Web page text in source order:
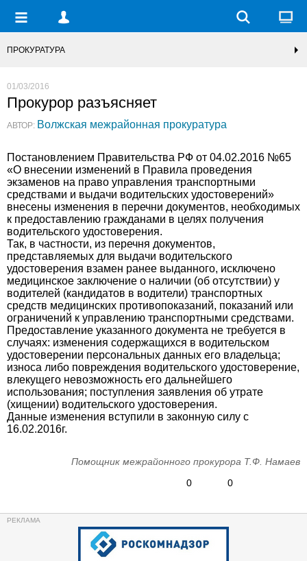
ПРОКУРАТУРА
01/03/2016
Прокурор разъясняет
АВТОР: Волжская межрайонная прокуратура
Постановлением Правительства РФ от 04.02.2016 №65
«О внесении изменений в Правила проведения
экзаменов на право управления транспортными
средствами и выдачи водительских удостоверений»
внесены изменения в перечни документов, необходимых
к предоставлению гражданами в целях получения
водительского удостоверения.
Так, в частности, из перечня документов,
представляемых для выдачи водительского
удостоверения взамен ранее выданного, исключено
медицинское заключение о наличии (об отсутствии) у
водителей (кандидатов в водители) транспортных
средств медицинских противопоказаний, показаний или
ограничений к управлению транспортными средствами.
Предоставление указанного документа не требуется в
случаях: изменения содержащихся в водительском
удостоверении персональных данных его владельца;
износа либо повреждения водительского удостоверение,
влекущего невозможность его дальнейшего
использования; поступления заявления об утрате
(хищении) водительского удостоверения.
Данные изменения вступили в законную силу с
16.02.2016г.
Помощник межрайонного прокурора Т.Ф. Намаев
0
0